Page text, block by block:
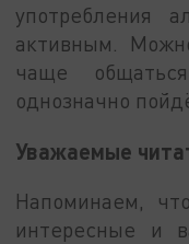
употребления
активным.
чаще
однозначно
Уважаемые
Напоминаем,
интересные и